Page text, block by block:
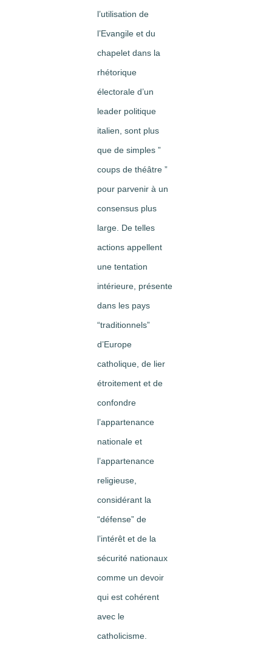
l’utilisation de
l’Evangile et du
chapelet dans la
rhétorique
électorale d’un
leader politique
italien, sont plus
que de simples ”
coups de théâtre ”
pour parvenir à un
consensus plus
large. De telles
actions appellent
une tentation
intérieure, présente
dans les pays
“traditionnels”
d’Europe
catholique, de lier
étroitement et de
confondre
l’appartenance
nationale et
l’appartenance
religieuse,
considérant la
“défense” de
l’intérêt et de la
sécurité nationaux
comme un devoir
qui est cohérent
avec le
catholicisme.